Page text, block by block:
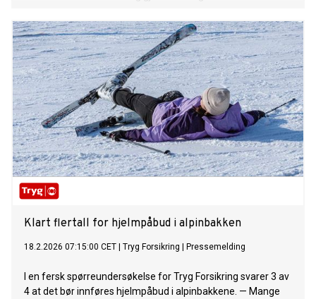
Klart flertall for hjelmpåbud i alpinbakken
18.2.2026 07:15:00 CET Tryg Forsikring Pressemelding
I en fersk spørreundersøkelse for Tryg Forsikring svarer 3 av
4 at det bør innføres hjelmpåbud i alpinbakkene. — Mange